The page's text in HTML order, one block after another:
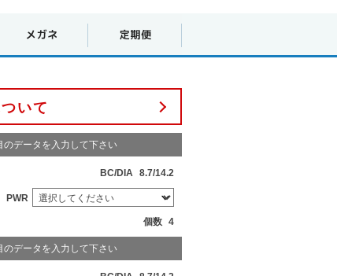
いて
のデータを入力して下さい
BC/DIA 8.7/14.2
PWR
個数 4
のデータを入力して下さい